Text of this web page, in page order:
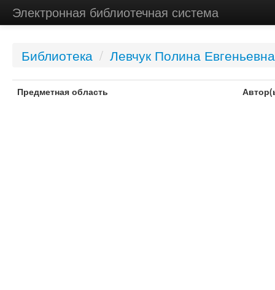
Электронная библиотечная система
Библиотека / Левчук Полина Евгеньевна
Предметная область